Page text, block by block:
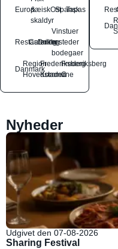
Europæisk
&
skaldyr
OstSpansk
Tapas
Restauranter
Catering
Drikkesteder
Vinstuer
og
bodegaer
Danmark
Region
Hovedstaden
Frederiksberg
Kommune
Frederiksberg
C
Nyheder
Udgivet den 07-08-2026
Sharing Festival